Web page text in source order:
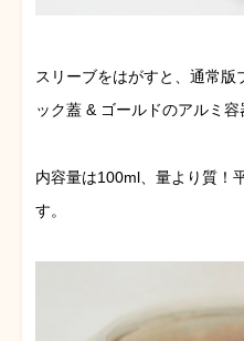
スリーブをはがすと、通常版
ック蓋 & ゴールドのアルミ容
内容量は100ml、量より質！
す。